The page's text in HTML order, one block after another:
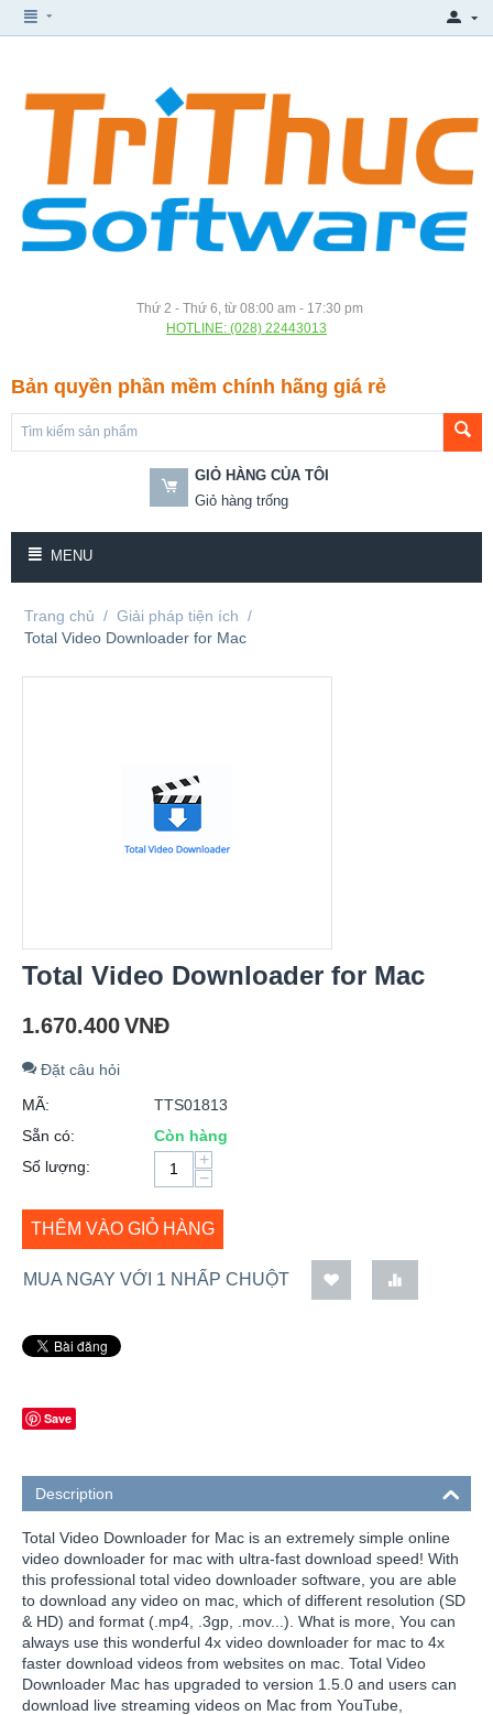
Thứ 2 - Thứ 6, từ 08:00 am - 17:30 pm
HOTLINE: (028) 22443013
Bản quyền phần mềm chính hãng giá rẻ
GIỎ HÀNG CỦA TÔI
Giỏ hàng trống
MENU
Trang chủ / Giải pháp tiện ích /
Total Video Downloader for Mac
Total Video Downloader for Mac
1.670.400VNĐ
Đặt câu hỏi
MÃ:
TTS01813
Sẵn có:
Còn hàng
Số lượng:
+
−
THÊM VÀO GIỎ HÀNG
MUA NGAY VỚI 1 NHẤP CHUỘT
Save
Description
Total Video Downloader for Mac is an extremely simple online
video downloader for mac with ultra-fast download speed! With
this professional total video downloader software, you are able
to download any video on mac, which of different resolution (SD
& HD) and format (.mp4, .3gp, .mov...). What is more, You can
always use this wonderful 4x video downloader for mac to 4x
faster download videos from websites on mac. Total Video
Downloader Mac has upgraded to version 1.5.0 and users can
download live streaming videos on Mac from YouTube,